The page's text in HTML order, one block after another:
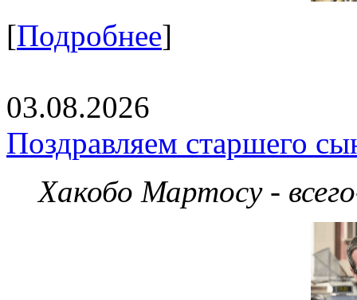
[Подробнее]
03.08.2026
Поздравляем старшего
Хакобо Мартосу -